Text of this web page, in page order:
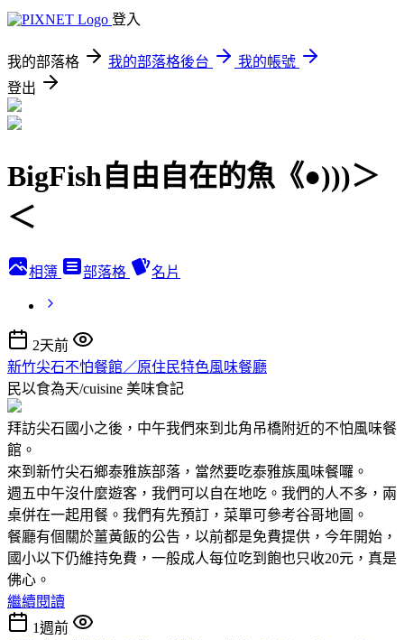
登入
我的部落格 我的部落格後台
我的帳號
登出
BigFish自由自在的魚《●)))＞
＜
相簿 部落格 名片
2天前
新竹尖石不怕餐館／原住民特色風味餐廳
民以食為天/cuisine 美味食記
拜訪尖石國小之後，中午我們來到北角吊橋附近的不怕風味餐
館。
來到新竹尖石鄉泰雅族部落，當然要吃泰雅族風味餐囉。
週五中午沒什麼遊客，我們可以自在地吃。我們的人不多，兩
桌併在一起用餐。我們有先預訂，菜單可參考谷哥地圖。
餐廳有個關於薑黃飯的公告，以前都是免費提供，今年開始，
國小以下仍維持免費，一般成人每位吃到飽也只收20元，真是
佛心。
繼續閱讀
1週前